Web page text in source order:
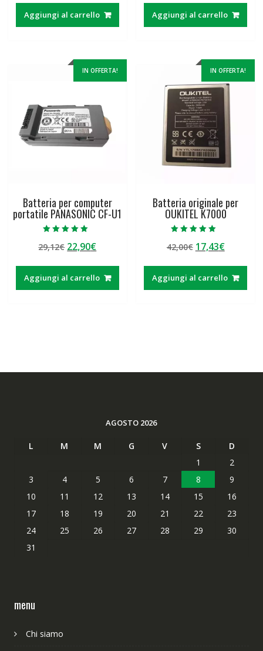
originale
era:
attuale
è:
Aggiungi al carrello
originale
era:
attuale
è:
Aggiungi al carrello
IN OFFERTA!
Batteria per computer
portatile PANASONIC CF-U1
5.00
su 5
29,12€ Il
originale
era:
22,90€Il
attuale
è:
Aggiungi al carrello
IN OFFERTA!
Batteria originale per
OUKITEL K7000
5.00
su 5
42,00€ Il
originale
era:
17,43€Il
attuale
è:
Aggiungi al carrello
AGOSTO 2026
L M M G V S
D
1
2
3
4 5 6 7 8
9
10
11 12 13 14 15
16
17
18 19 20 21 22
23
24
25 26 27 28 29
30
31
menu
Chi siamo